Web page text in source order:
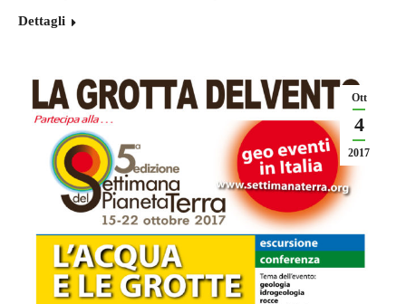
Dettagli
Ott
4
2017